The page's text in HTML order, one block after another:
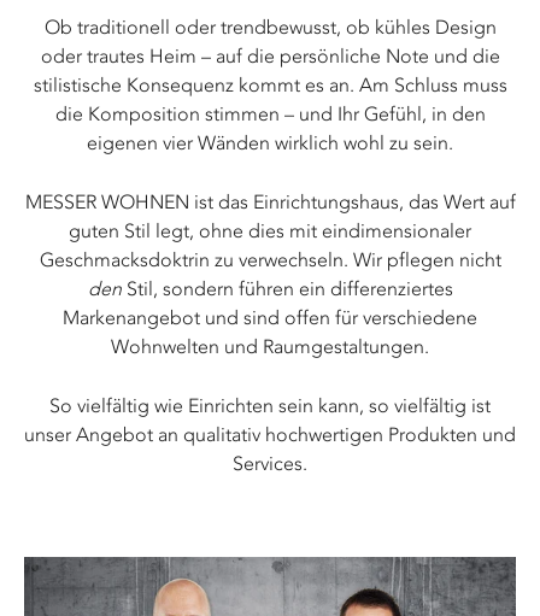
Ob traditionell oder trendbewusst, ob kühles Design
oder trautes Heim – auf die persönliche Note und die
stilistische Konsequenz kommt es an. Am Schluss muss
die Komposition stimmen – und Ihr Gefühl, in den
eigenen vier Wänden wirklich wohl zu sein.
MESSER WOHNEN ist das Einrichtungshaus, das Wert auf
guten Stil legt, ohne dies mit eindimensionaler
Geschmacksdoktrin zu verwechseln. Wir pflegen nicht
denStil, sondern führen ein differenziertes
Markenangebot und sind offen für verschiedene
Wohnwelten und Raumgestaltungen.
So vielfältig wie Einrichten sein kann, so vielfältig ist
unser Angebot an qualitativ hochwertigen Produkten und
Services.